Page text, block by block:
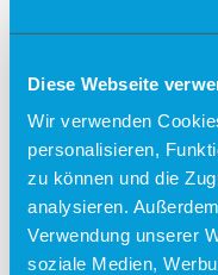
Diese Webseite
Wir verwenden
personalisieren,
zu können und die
analysieren.
Verwendung unserer
soziale Medien,
Check-in
Einreiseverordnung
Anfahrt
Kostenfreies Parken
Barrierefreies Reisen
Gepäck
Allgemein